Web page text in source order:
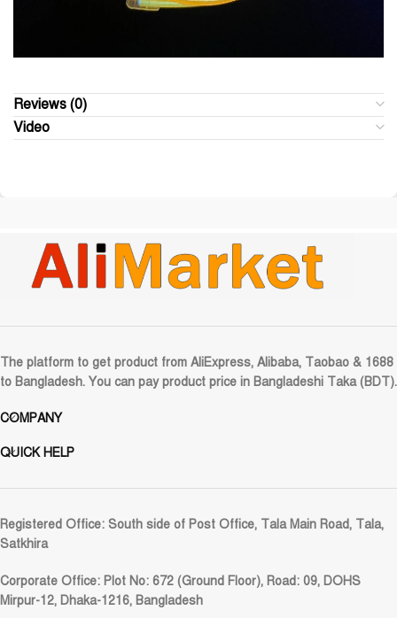
Reviews (0)
Video
The platform to get product from AliExpress, Alibaba, Taobao & 1688
to Bangladesh. You can pay product price in Bangladeshi Taka (BDT).
COMPANY
QUICK HELP
Registered Office: South side of Post Office, Tala Main Road, Tala,
Satkhira
Corporate Office: Plot No: 672 (Ground Floor), Road: 09, DOHS
Mirpur-12, Dhaka-1216, Bangladesh